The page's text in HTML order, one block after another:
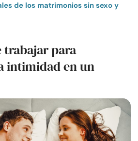
de los matrimonios sin sexo y
trabajar para
intimidad en un